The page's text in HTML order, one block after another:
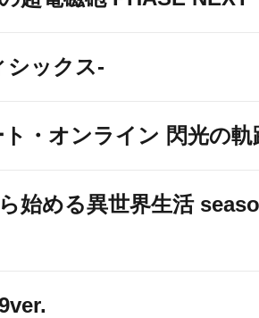
シックス-
・オンライン 閃光の軌
始める異世界生活